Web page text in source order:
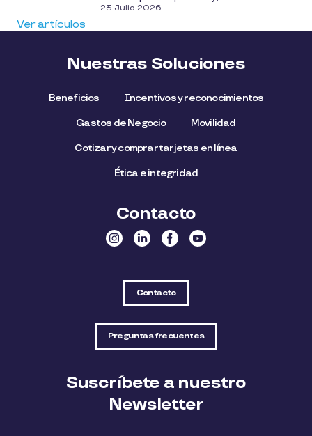
23 Julio 2026
Ver artículos
Nuestras Soluciones
Beneficios Incentivos y reconocimientos
Gastos de Negocio Movilidad
Cotizar y comprar tarjetas en línea
Ética e integridad
Contacto
Contacto
Preguntas frecuentes
Suscríbete a nuestro
Newsletter